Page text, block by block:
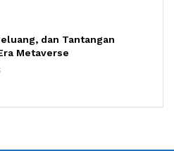
dan Tantangan
Metaverse